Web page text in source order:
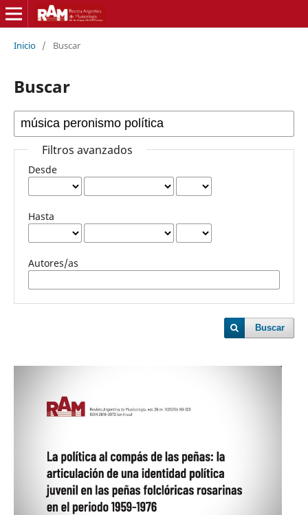
Inicio / Buscar
Buscar
Filtros avanzados
Desde
Hasta
Autores/as
Buscar